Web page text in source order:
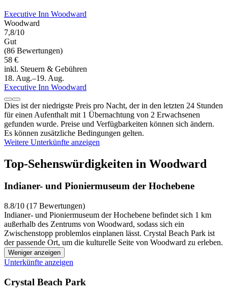
Executive Inn Woodward
Woodward
7,8/10
Gut
(86 Bewertungen)
58 €
inkl. Steuern & Gebühren
18. Aug.–19. Aug.
Executive Inn Woodward
Dies ist der niedrigste Preis pro Nacht, der in den letzten 24 Stunden
für einen Aufenthalt mit 1 Übernachtung von 2 Erwachsenen
gefunden wurde. Preise und Verfügbarkeiten können sich ändern.
Es können zusätzliche Bedingungen gelten.
Weitere Unterkünfte anzeigen
Top-Sehenswürdigkeiten in Woodward
Indianer- und Pioniermuseum der Hochebene
8.8/10 (17 Bewertungen)
Indianer- und Pioniermuseum der Hochebene befindet sich 1 km
außerhalb des Zentrums von Woodward, sodass sich ein
Zwischenstopp problemlos einplanen lässt. Crystal Beach Park ist
der passende Ort, um die kulturelle Seite von Woodward zu erleben.
Weniger anzeigen
Unterkünfte anzeigen
Crystal Beach Park